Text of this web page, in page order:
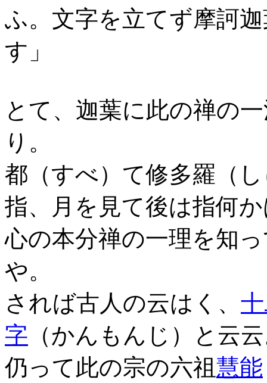
ふ。文字を立てず摩訶
す」
とて、迦葉に此の禅の
り。
都（すべ）て修多羅（
指、月を見て後は指何
心の本分禅の一理を知
や。
されば古人の云はく、
字 （かんもんじ）と云
仍って此の宗の六祖 慧能